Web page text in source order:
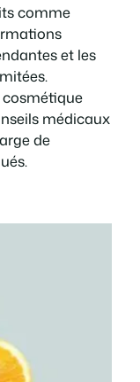
comme
et les
médicaux
de